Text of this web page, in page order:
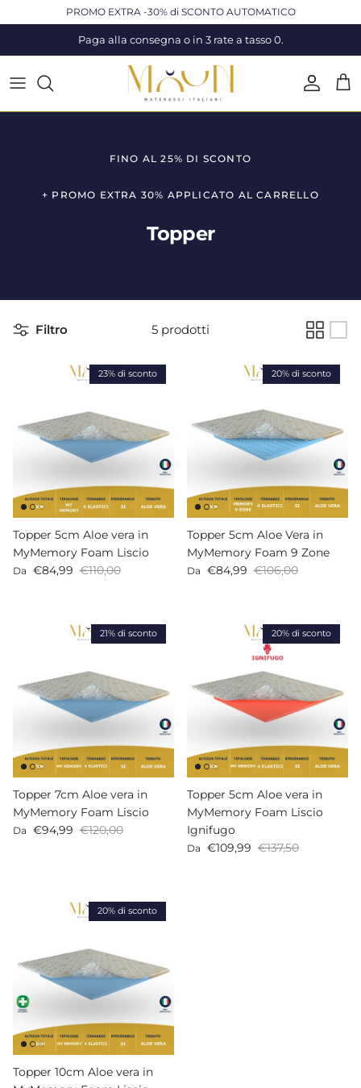
Passa ai contenutiPROMO EXTRA -30% di SCONTO AUTOMATICO
Paga alla consegna o in 3 rate a tasso 0.
Account
FINO AL 25% DI SCONTO
+ PROMO EXTRA 30% APPLICATO AL CARRELLO
Topper
Filtro 5 prodotti
23% di sconto
Topper 5cm Aloe vera in
MyMemory Foam Liscio
Prezzo di vendita
Da €84,99 Prezzo normale
€110,00
20% di sconto
Topper 5cm Aloe Vera in
MyMemory Foam 9 Zone
Prezzo di vendita
Da €84,99 Prezzo normale
€106,00
21% di sconto
Topper 7cm Aloe vera in
MyMemory Foam Liscio
Prezzo di vendita
Da €94,99 Prezzo normale
€120,00
20% di sconto
Topper 5cm Aloe vera in
MyMemory Foam Liscio
Ignifugo
Prezzo di vendita
Da €109,99 Prezzo normale
€137,50
20% di sconto
Topper 10cm Aloe vera in